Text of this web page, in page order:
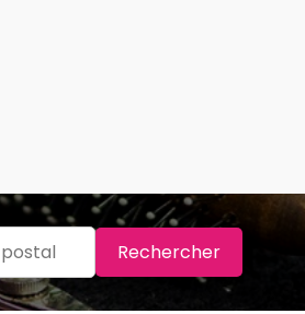
Rechercher